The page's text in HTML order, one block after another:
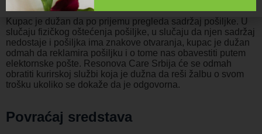
Kupac je dužan da po prijemu pregleda sadržaj pošiljke. U
slučaju fizičkog oštećenja pošiljke, u slučaju da njen sadržaj
nedostaje i pošiljka ima znakove otvaranja, kupac je dužan
odmah da reklamira pošiljku i o tome nas obavestiti putem
elektornske pošte. Resonova Care Srbija će se odmah
obratiti kurirskoj službi koja je dužna da reši žalbu o svom
trošku ukoliko se dokaže da je odgovorna.
Povraćaj sredstava